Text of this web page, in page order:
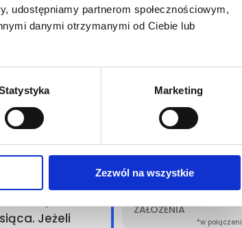
udostępniamy partnerom społecznościowym,
danymi otrzymanymi od Ciebie lub
Marketing
Zezwól na wszystkie
wspólnicy.
podatkowi w
o
fizyczna,
Jeżeli
*w
ZAŁOŻENIA
Zakładasz
Załatwimy za Ciebie
w 35 minut. Bez wizyt